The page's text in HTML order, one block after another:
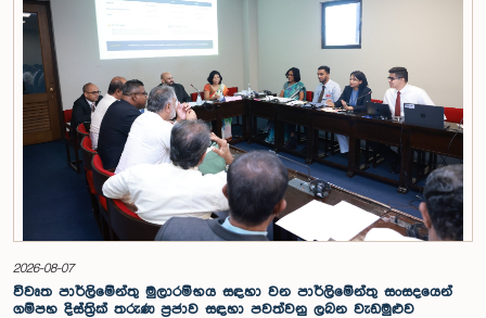
ප්‍රතිසංස්කරණ සම්බන්ධයෙන් දීර්ඝ ලෙස සාකච්ඡා කෙරිණි.සාකච්ඡාවේදී පළාත්
පාලන මැතිවරණ ක්‍රමය සඳහා මිශ්‍ර මැතිවරණ ක්‍රමයක් හඳුන්වා දීම, සුළු පක්ෂ
හා සුළුතර කණ්ඩායම්වල නියෝජනය තහවුරු කිරීම, කාන්තා නියෝජනය
වැඩිදියුණු කිරීම, විද්‍යුත් ඡන්ද ක්‍රමවේදයක් හඳුන්වා දීම සහ කල්තියා ඡන්දය
ප්‍රකාශ කිරීමේ පහසුකම් සැලසීම ඇතුළු යෝජනා පිළිබඳව අවධානය යොමු
විය. එමෙන්ම විදේශගත ශ්‍රී ලාංකිකයන්ට ඡන්ද අයිතිය ලබාදීම සම්බන්ධයෙන්
වන යෝජනා පිළිබඳව ද සලකා බැලුණු අතර, ඒ සඳහා අවශ්‍ය නීතිමය හා
පරිපාලනමය ප්‍රතිපාදන පිළිබඳ වැඩිදුර අධ්‍යයනය කිරීමේ අවශ්‍යතාව
අවධාරණය කෙරිණි.කාරක සභාව විසින් පත් කළ විශේෂඥ මණ්ඩලය මඟින්
ලැබී ඇති යෝජනා 31 සහ පූර්ව පාර්ලිමේන්තු තේරීම් කාරක සභා වාර්තා
විශ්ලේෂණය කර ප්‍රායෝගික නිර්දේශ සහිත වාර්තාවක් සකස් කිරීමට නියමිත
අතර, එම නිර්දේශ සමාලෝචනය කිරීම සඳහා ඉදිරි කටයුතු සිදු කිරීමට කාරක
සභාව තීරණය කළේය.මෙම රැස්වීමට කාරක සභා සාමාජික ගරු අමාත්‍ය
ආචාර්ය උපාලි පන්නිලගේ මහතා සහ ගරු පාර්ලිමේන්තු මන්ත්‍රීවරුන් වන රවී
කරුණානායක, රුවන්තිලක ජයකොඩි සහ කදිරවේලු ෂන්මුගම් කුගදාසන් යන
මහත්වරු සහභාගී වූහ.
2026-08-07
විවෘත පාර්ලිමේන්තු මුලාරම්භය සඳහා වන පාර්ලිමේන්තු සංසදයෙන්
ගම්පහ දිස්ත්‍රික් තරුණ ප්‍රජාව සඳහා පවත්වනු ලබන වැඩමුළුව